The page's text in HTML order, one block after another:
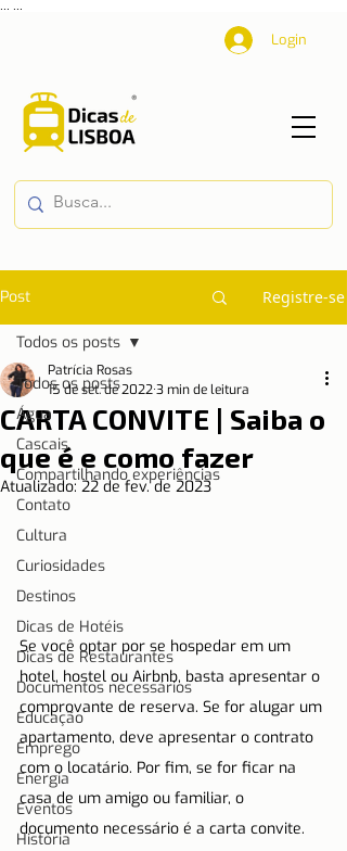
Login
Post Registre-se
Todos os posts
Água
Cascais
Compartilhando experiências
Contato
Cultura
Curiosidades
Destinos
Dicas de Hotéis
Dicas de Restaurantes
Documentos necessários
Educação
Emprego
Energia
Eventos
História
Todos os posts
CARTA CONVITE | Saiba o
que é e como fazer
Patrícia Rosas
15 de set. de 20223 min de leitura
Atualizado:22 de fev. de 2023
Se você optar por se hospedar em um
hotel, hostel ou Airbnb, basta apresentar o
comprovante de reserva. Se for alugar um
apartamento, deve apresentar o contrato
com o locatário. Por fim, se for ficar na
casa de um amigo ou familiar, o
documento necessário é a carta convite.